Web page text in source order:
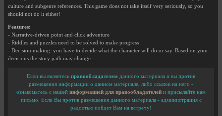
culture and subgenre references. This game does not take itself very seriously, so you
should not do it either!
Features:
- Narrative-driven point and click adventure
- Riddles and puzzles need to be solved to make progress
- Decision making: you have to decide what the character will do or say. Based on your
decisions the story path may change.
Если вы являетесь правообладателем данного материала и вы против
размещения информации о данном материале, либо ссылок на него -
ознакомьтесь с нашей информацией для правообладателей и присылайте нам
письмо. Если Вы против размещения данного материала - администрация с
радостью пойдет Вам на встречу!